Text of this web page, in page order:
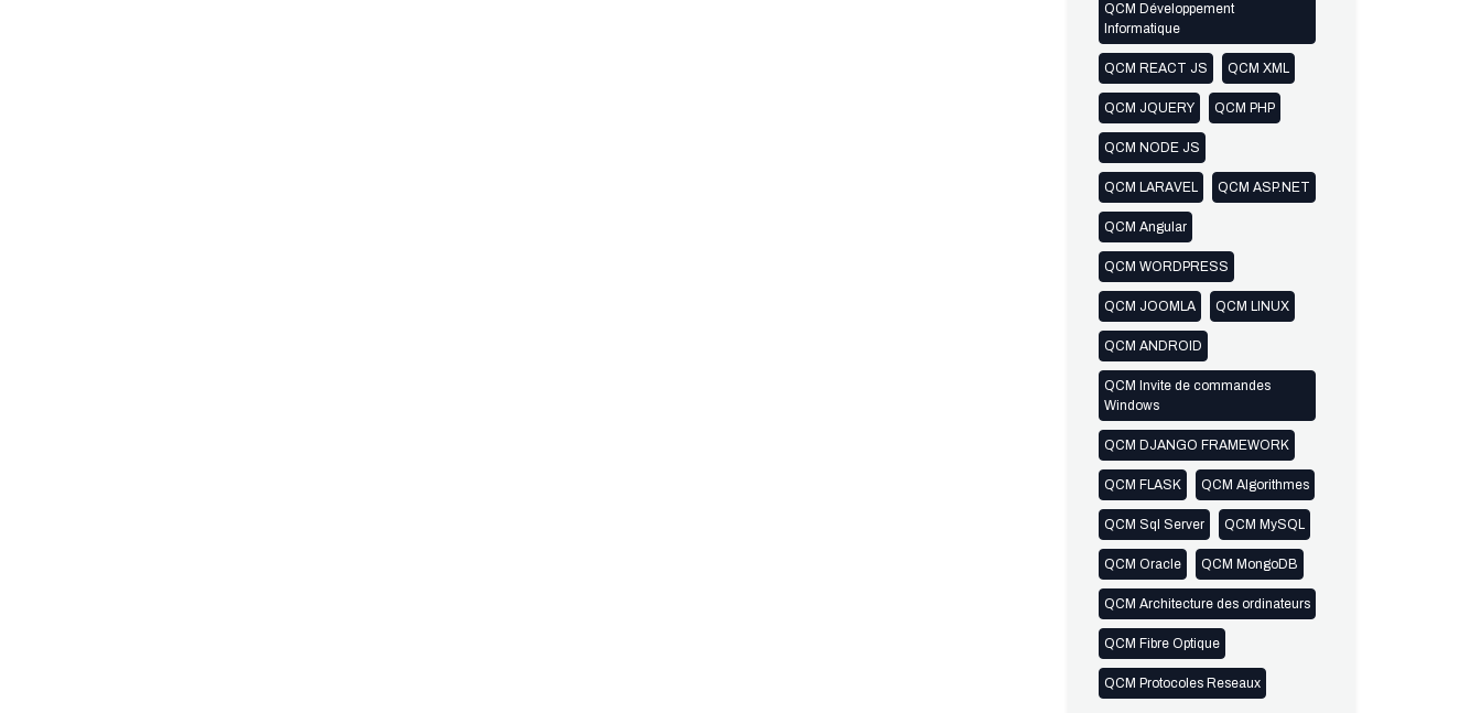
QCM Développement
Informatique
QCM REACT JS QCM XML
QCM JQUERY QCM PHP
QCM NODE JS
QCM LARAVEL QCM ASP.NET
QCM Angular
QCM WORDPRESS
QCM JOOMLA QCM LINUX
QCM ANDROID
QCM Invite de commandes
Windows
QCM DJANGO FRAMEWORK
QCM FLASK QCM Algorithmes
QCM Sql Server QCM MySQL
QCM Oracle QCM MongoDB
QCM Architecture des ordinateurs
QCM Fibre Optique
QCM Protocoles Reseaux